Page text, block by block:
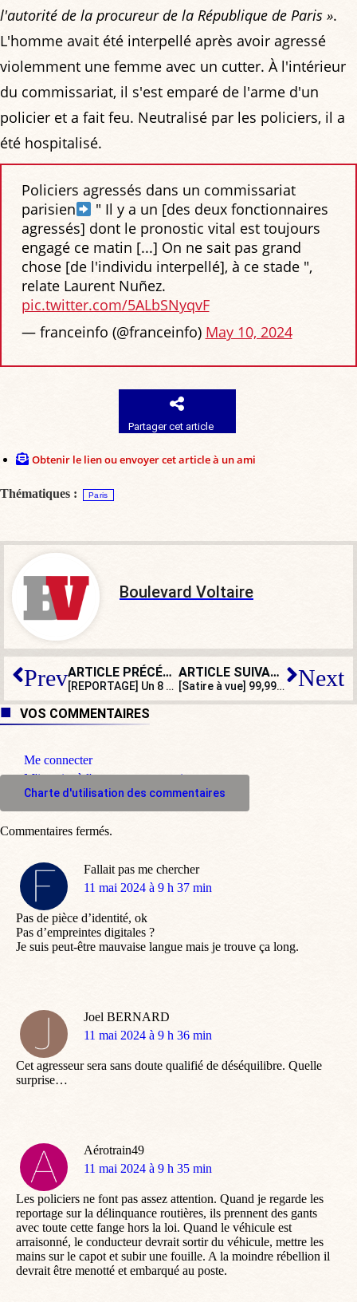
l'autorité de la procureur de la République de Paris ».
L'homme avait été interpellé après avoir agressé
violemment une femme avec un cutter. À l'intérieur
du commissariat, il s'est emparé de l'arme d'un
policier et a fait feu. Neutralisé par les policiers, il a
été hospitalisé.
Policiers agressés dans un commissariat
parisien
" Il y a un [des deux fonctionnaires
agressés] dont le pronostic vital est toujours
engagé ce matin [...] On ne sait pas grand
chose [de l'individu interpellé], à ce stade ",
relate Laurent Nuñez.
pic.twitter.com/5ALbSNyqvF
— franceinfo (@franceinfo) May 10, 2024
Partager cet article
Obtenir le lien ou envoyer cet article à un ami
Thématiques : Paris
Boulevard Voltaire
Prev ARTICLE PRÉCÉDENT
[REPORTAGE] Un 8 mai à Orléans avec Jeanne d’Arc !
ARTICLE SUIVANT
[Satire à vue] 99,99 % des Français n’ont pas acheté le dernier livre de Bruno Le Maire Next
VOS COMMENTAIRES
Me connecter
M'inscrire à l'espace commentaire
Charte d'utilisation des commentaires
Fallait pas me chercher
dit
11 mai 2024 à 9 h 37 min
Pas de pièce d’identité, ok
Pas d’empreintes digitales ?
Je suis peut-être mauvaise langue mais je trouve ça long.
Joel BERNARD
dit
11 mai 2024 à 9 h 36 min
Cet agresseur sera sans doute qualifié de déséquilibre. Quelle
surprise…
Aérotrain49
dit
11 mai 2024 à 9 h 35 min
Les policiers ne font pas assez attention. Quand je regarde les
reportage sur la délinquance routières, ils prennent des gants
avec toute cette fange hors la loi. Quand le véhicule est
arraisonné, le conducteur devrait sortir du véhicule, mettre les
mains sur le capot et subir une fouille. A la moindre rébellion il
devrait être menotté et embarqué au poste.
Commentaires fermés.